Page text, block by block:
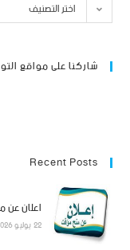
اختر التصنيف
شاركنا على مواقع
Recent Posts
اعلان
22 يوليو 2026